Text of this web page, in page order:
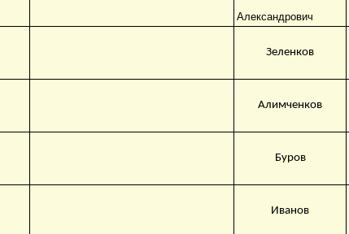
Александрович
Зеленков
Алимченков
Буров
Иванов